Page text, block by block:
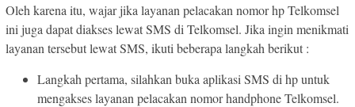
Oleh karena itu, wajar jika layanan pelacakan nomor hp Telkomsel
ini juga dapat diakses lewat SMS di Telkomsel. Jika ingin menikmati
layanan tersebut lewat SMS, ikuti beberapa langkah berikut :
Langkah pertama, silahkan buka aplikasi SMS di hp untuk
mengakses layanan pelacakan nomor handphone Telkomsel.